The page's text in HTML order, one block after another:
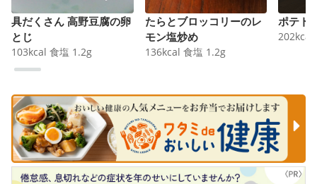
具だくさん 高野豆腐の卵
とじ
103kcal 食塩 1.2g
たらとブロッコリーのレ
モン塩炒め
136kcal 食塩 1.2g
ポテト
202kcal